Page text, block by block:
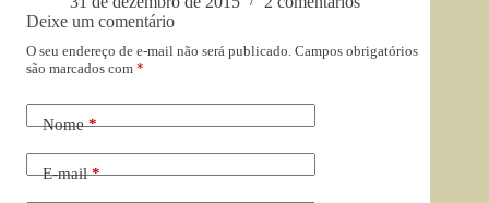
Deixe um comentário
O seu endereço de e-mail não será publicado. Campos obrigatórios
são marcados com *
Nome*
E-mail*